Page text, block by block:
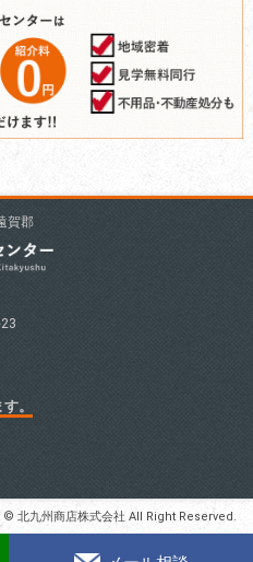
賀郡
。
© 北九州商店株式会社 All Right Reserved.